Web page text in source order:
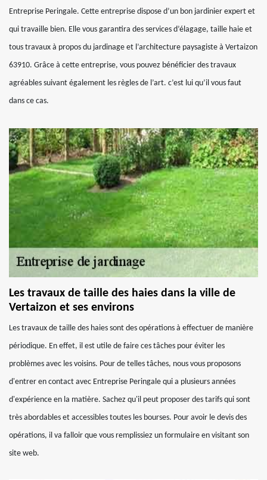
Entreprise Peringale. Cette entreprise dispose d’un bon jardinier expert et
qui travaille bien. Elle vous garantira des services d’élagage, taille haie et
tous travaux à propos du jardinage et l’architecture paysagiste à Vertaizon
63910. Grâce à cette entreprise, vous pouvez bénéficier des travaux
agréables suivant également les règles de l’art. c’est lui qu’il vous faut
dans ce cas.
Les travaux de taille des haies dans la ville de
Vertaizon et ses environs
Les travaux de taille des haies sont des opérations à effectuer de manière
périodique. En effet, il est utile de faire ces tâches pour éviter les
problèmes avec les voisins. Pour de telles tâches, nous vous proposons
d'entrer en contact avec Entreprise Peringale qui a plusieurs années
d'expérience en la matière. Sachez qu'il peut proposer des tarifs qui sont
très abordables et accessibles toutes les bourses. Pour avoir le devis des
opérations, il va falloir que vous remplissiez un formulaire en visitant son
site web.